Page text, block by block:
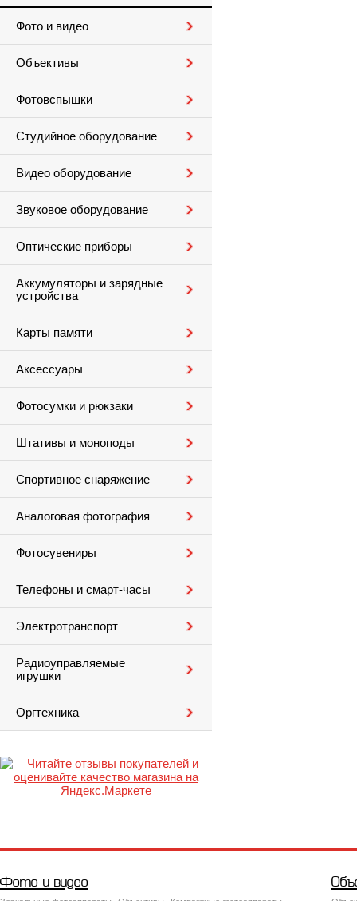
Фото и видео
Объективы
Фотовспышки
Студийное оборудование
Видео оборудование
Звуковое оборудование
Оптические приборы
Аккумуляторы и зарядные
устройства
Карты памяти
Аксессуары
Фотосумки и рюкзаки
Штативы и моноподы
Спортивное снаряжение
Аналоговая фотография
Фотосувениры
Телефоны и смарт-часы
Электротранспорт
Радиоуправляемые
игрушки
Оргтехника
Фото и видео